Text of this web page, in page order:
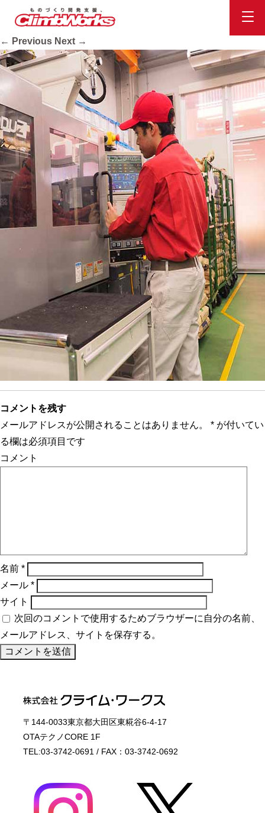
rec_mo04
Published2020.10.16at560 × 560
← Previous Next →
コメントを残す
メールアドレスが公開されることはありません。
* が付いてい
る欄は必須項目です
コメント
名前 *
メール *
サイト
次回のコメントで使用するためブラウザーに自分の名前、
メールアドレス、サイトを保存する。
〒144-0033東京都大田区東糀谷6-4-17
OTAテクノCORE 1F
TEL:03-3742-0691 / FAX：03-3742-0692